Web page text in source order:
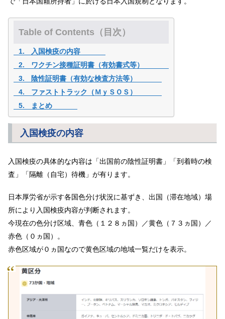
Table of Contents（目次）
入国検疫の内容
ワクチン接種証明書（有効書式等）
陰性証明書（有効な検査方法等）
ファストトラック（ＭｙＳＯＳ）
まとめ
入国検疫の内容
入国検疫の具体的な内容は「出国前の陰性証明書」「到着時の検
査」「隔離（自宅）待機」が有ります。
日本厚労省が示す各国色分け状況に基ずき、出国（滞在地域）場
所により入国検疫内容が判断されます。
今現在の色分け区域、青色（１２８ヵ国）／黄色（７３ヵ国）／
赤色（０ヵ国）。
赤色区域が０ヵ国なので黄色区域の地域一覧だけを表示。